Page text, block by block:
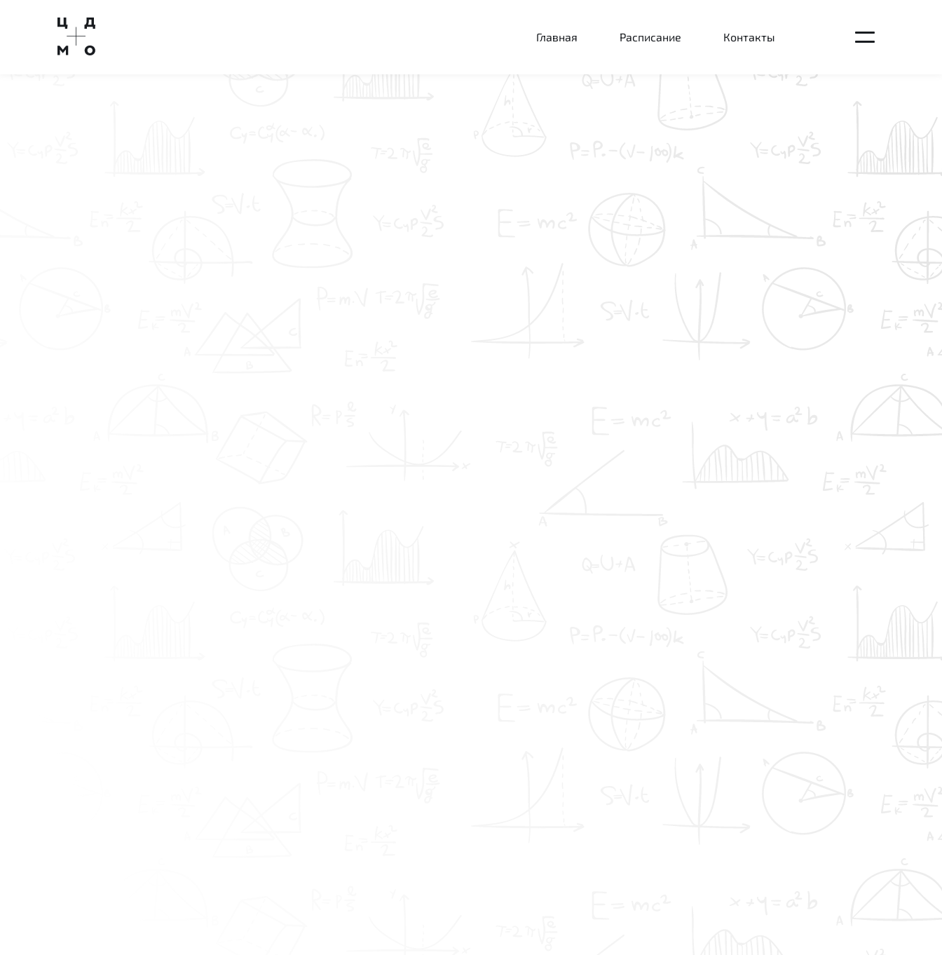
Перейти
на
главную
Главная Расписание Контакты
Открыть